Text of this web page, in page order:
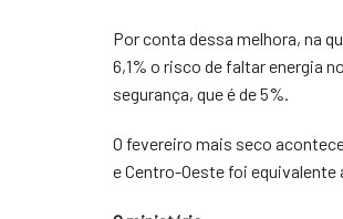
Por conta dessa melhora, na
6,1% o risco de faltar energia
segurança, que é de 5%.
O fevereiro mais seco
e Centro-Oeste foi